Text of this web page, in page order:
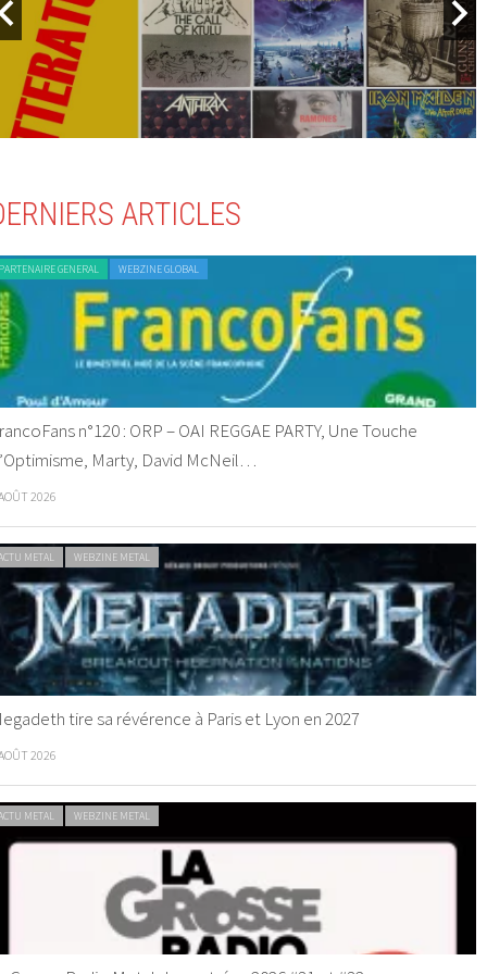
ARTICLES
GENERAL WEBZINE GLOBAL
n°120 : ORP – OAI REGGAE PARTY, Une Touche
Marty, David McNeil…
2026
METAL WEBZINE METAL
tire sa révérence à Paris et Lyon en 2027
2026
METAL WEBZINE METAL